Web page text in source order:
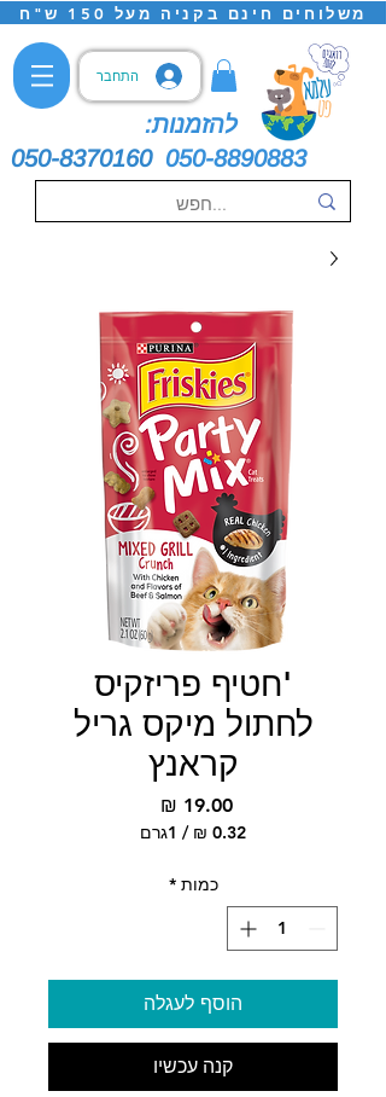
משלוחים חינם בקניה מעל 150 ש"ח
התחבר
להזמנות:
050-8370160 050-8890883
'חטיף פריזקיס
לחתול מיקס גריל
קראנץ
‏19.00 ‏₪
/ 1גרם
לכלכמות *
הוסף לעגלה
קנה עכשיו